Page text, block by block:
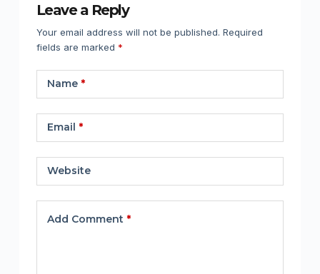
Leave a Reply
Your email address will not be published. Required
fields are marked *
Name*
Email *
Website
Add Comment *